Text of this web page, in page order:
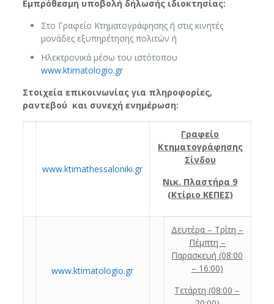
Εμπρόθεσμη υποβολή δήλωσής ιδιοκτησίας:
Στο Γραφείο Κτηματογράφησης ή στις κινητές
μονάδες εξυπηρέτησης πολιτών ή
Ηλεκτρονικά μέσω του ιστότοπου
www.ktimatologio.gr
Στοιχεία επικοινωνίας για πληροφορίες,
ραντεβού και συνεχή ενημέρωση:
www.ktimathessaloniki.gr
Γραφείο
Κτηματογράφησης
Σίνδου
Νικ. Πλαστήρα 9
(Κτίριο ΚΕΠΕΣ)
www.ktimatologio.gr
Δευτέρα – Τρίτη –
Πέμπτη –
Παρασκευή (08:00
– 16:00)
Τετάρτη (08:00 –